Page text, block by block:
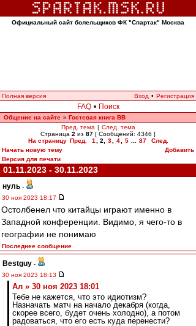
Официальный сайт болельщиков ФК "Спартак" Москва
Полная версия Вход • Регистрация
FAQ • Поиск
Общение на сайте » Гостевая книга ВВ
Пред. тема | След. тема
Страница 2 из 87 [ Сообщений: 4346 ]
На страницу Пред. 1 2 3 4 5 87
След.
Начать новую тему
Добавить
Версия для печати
01.11.2023 - 30.11.2023
нуль -
30 ноя 2023 18:17
Остолбенел что китайцы играют именно в
Западной конференции. Видимо, я чего-то в
географии не понимаю
Последнее сообщение
Bestguy -
30 ноя 2023 18:13
Ал » 30 ноя 2023 18:01
Тебе не кажется, что это идиотизм?
Назначать матч на начало декабря (когда,
скорее всего, будет очень холодно), а потом
радоваться, что его есть куда перенести?